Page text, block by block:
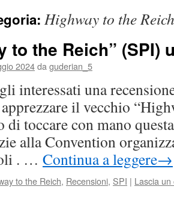
Highway to the Reich
to the Reich” (SPI)
2024da guderian_5
interessati una
il vecchio
di toccare con mano
alla Convention
. … Continua a leggere→
to the Reich, Recensioni, SPI | Lascia